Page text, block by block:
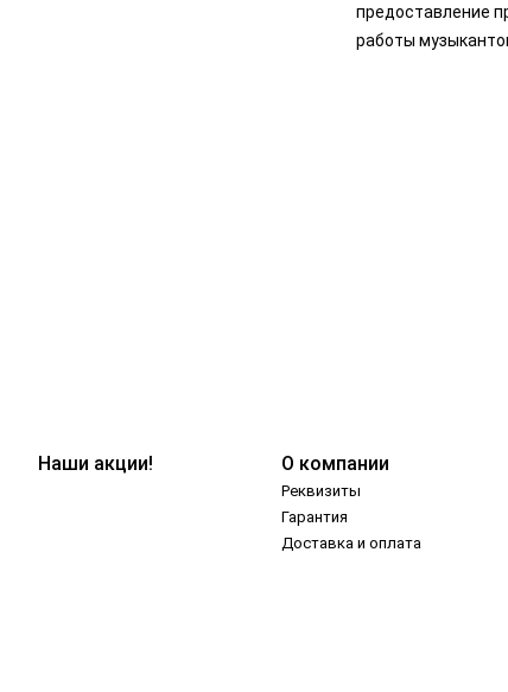
предоставление
работы
Наши акции! О компании
Реквизиты
Гарантия
Доставка и оплата